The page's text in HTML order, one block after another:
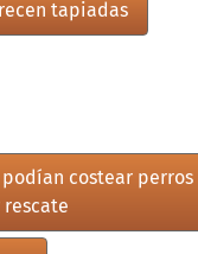
tapiadas
costear perros
rescate